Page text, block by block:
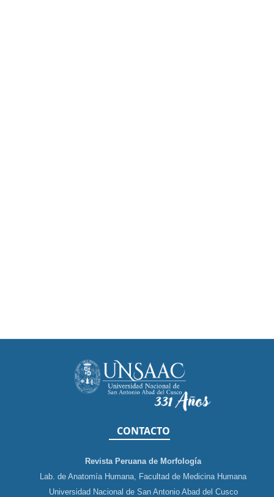
CONTACTO
Revista Peruana de Morfología
Lab. de Anatomía Humana, Facultad de Medicina Humana
Universidad Nacional de San Antonio Abad del Cusco